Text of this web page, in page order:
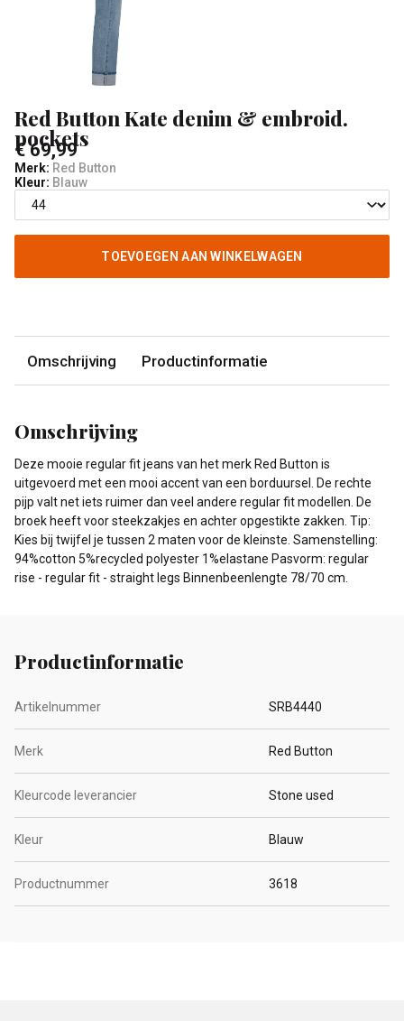
Red Button Kate denim & embroid.
pockets
€ 69,99
Merk: Red Button
Kleur: Blauw
TOEVOEGEN AAN WINKELWAGEN
Omschrijving Productinformatie
Omschrijving
Deze mooie regular fit jeans van het merk Red Button is
uitgevoerd met een mooi accent van een borduursel. De rechte
pijp valt net iets ruimer dan veel andere regular fit modellen. De
broek heeft voor steekzakjes en achter opgestikte zakken. Tip:
Kies bij twijfel je tussen 2 maten voor de kleinste. Samenstelling:
94%cotton 5%recycled polyester 1%elastane Pasvorm: regular
rise - regular fit - straight legs Binnenbeenlengte 78/70 cm.
Productinformatie
Artikelnummer SRB4440
Merk Red Button
Kleurcode leverancier Stone used
Kleur Blauw
Productnummer 3618